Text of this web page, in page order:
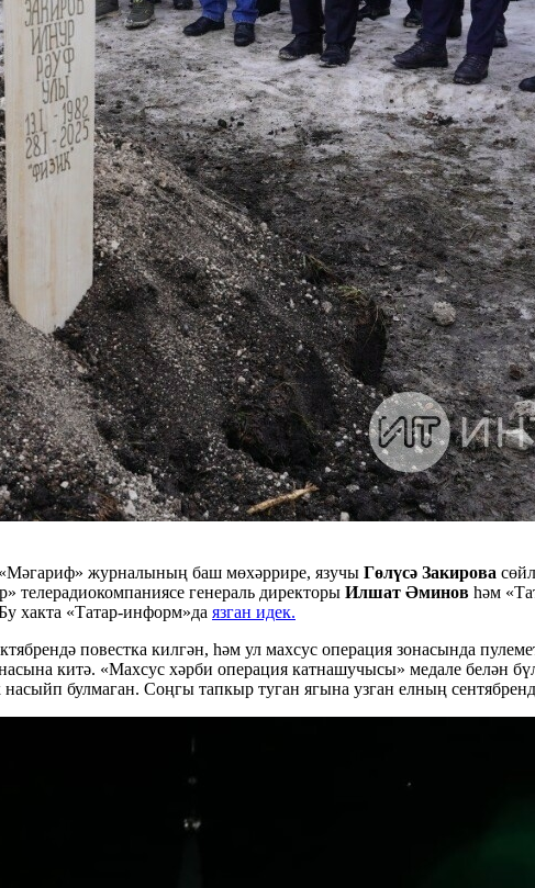
журналының баш мөхәррире, язучы Гөлүсә Закирова
телерадиокомпаниясе генераль директоры Илшат Әминов һәм
хакта «Татар-информ»да язган идек.
повестка килгән, һәм ул махсус операция зонасында
китә. «Махсус хәрби операция катнашучысы» медале белән
булмаган. Соңгы тапкыр туган ягына узган елның